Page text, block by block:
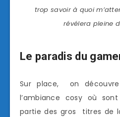
trop savoir à quoi
révélera pleine
Le paradis du
Sur place, on
l’ambiance cosy où
partie des gros titres de